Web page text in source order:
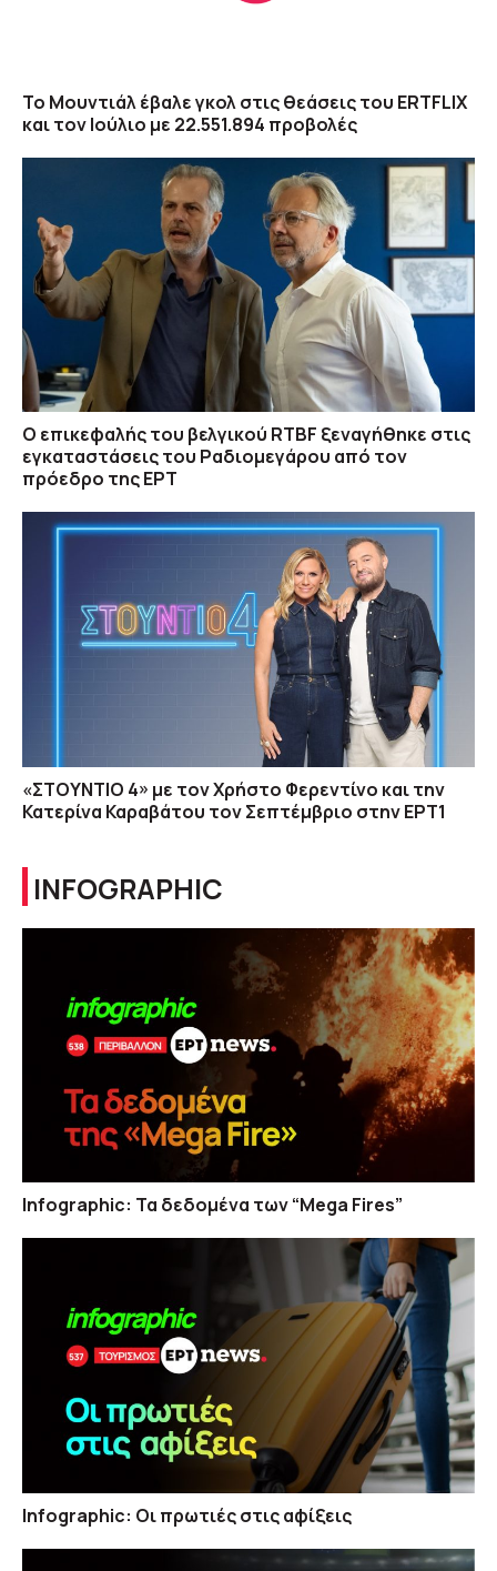
Το Μουντιάλ έβαλε γκολ στις θεάσεις του ERTFLIX
και τον Ιούλιο με 22.551.894 προβολές
O επικεφαλής του βελγικού RTBF ξεναγήθηκε στις
εγκαταστάσεις του Ραδιομεγάρου από τον
πρόεδρο της ΕΡΤ
«ΣΤΟΥΝΤΙΟ 4» με τον Χρήστο Φερεντίνο και την
Κατερίνα Καραβάτου τον Σεπτέμβριο στην ΕΡΤ1
INFOGRAPHIC
Infographic: Τα δεδομένα των “Mega Fires”
Infographic: Οι πρωτιές στις αφίξεις